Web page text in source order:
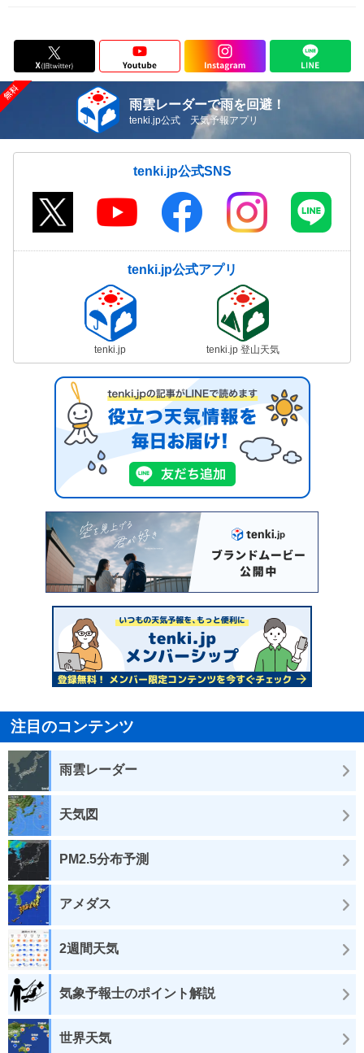
雨雲レーダーで雨を回避！
tenki.jp公式 天気予報アプリ
tenki.jp公式SNS
tenki.jp公式アプリ
tenki.jp tenki.jp 登山天気
注目のコンテンツ
雨雲レーダー
天気図
PM2.5分布予測
アメダス
2週間天気
気象予報士のポイント解説
世界天気